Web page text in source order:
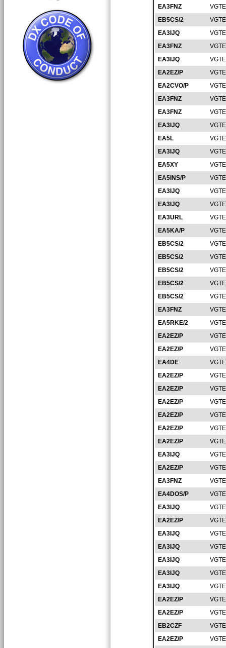
EA3FNZ
EB5CS/2
EA3IJQ
EA3FNZ
EA3IJQ
EA2EZ/P
EA2CVO/P
EA3FNZ
EA3FNZ
EA3IJQ
EA5L
EA3IJQ
EA5XY
EA5INS/P
EA3IJQ
EA3IJQ
EA3URL
EA5KA/P
EB5CS/2
EB5CS/2
EB5CS/2
EB5CS/2
EB5CS/2
EA3FNZ
EA5RKE/2
EA2EZ/P
EA2EZ/P
EA4DE
EA2EZ/P
EA2EZ/P
EA2EZ/P
EA2EZ/P
EA2EZ/P
EA2EZ/P
EA3IJQ
EA2EZ/P
EA3FNZ
EA4DOS/P
EA3IJQ
EA2EZ/P
EA3IJQ
EA3IJQ
EA3IJQ
EA3IJQ
EA3IJQ
EA2EZ/P
EA2EZ/P
EB2CZF
EA2EZ/P